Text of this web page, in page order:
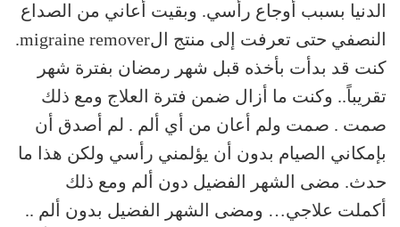
الدنيا بسبب أوجاع رأسي. وبقيت أعاني من الصداع
النصفي حتى تعرفت إلى منتج الmigraine remover.
كنت قد بدأت بأخذه قبل شهر رمضان بفترة شهر
تقريباً.. وكنت ما أزال ضمن فترة العلاج ومع ذلك
صمت . صمت ولم أعان من أي ألم . لم أصدق أن
بإمكاني الصيام بدون أن يؤلمني رأسي ولكن هذا ما
حدث. مضى الشهر الفضيل دون ألم ومع ذلك
أكملت علاجي… ومضى الشهر الفضيل بدون ألم ..